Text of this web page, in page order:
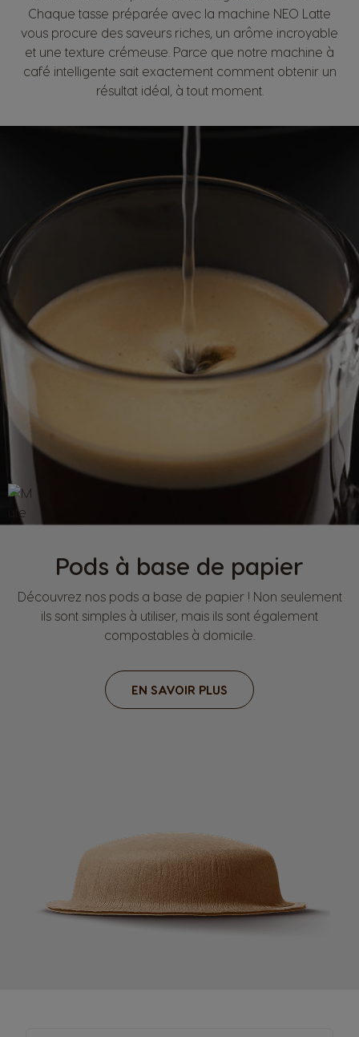
Chaque tasse préparée avec la machine NEO Latte
vous procure des saveurs riches, un arôme incroyable
et une texture crémeuse. Parce que notre machine à
café intelligente sait exactement comment obtenir un
résultat idéal, à tout moment.
Pods à base de papier
Découvrez nos pods a base de papier ! Non seulement
ils sont simples à utiliser, mais ils sont également
compostables à domicile.
EN SAVOIR PLUS